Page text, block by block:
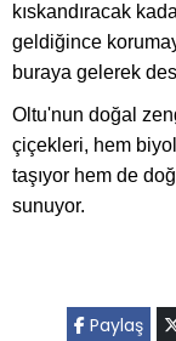
kıskandıracak
geldiğince
buraya gelerek
Oltu'nun doğal
çiçekleri, hem
taşıyor hem de
sunuyor.
Paylaş